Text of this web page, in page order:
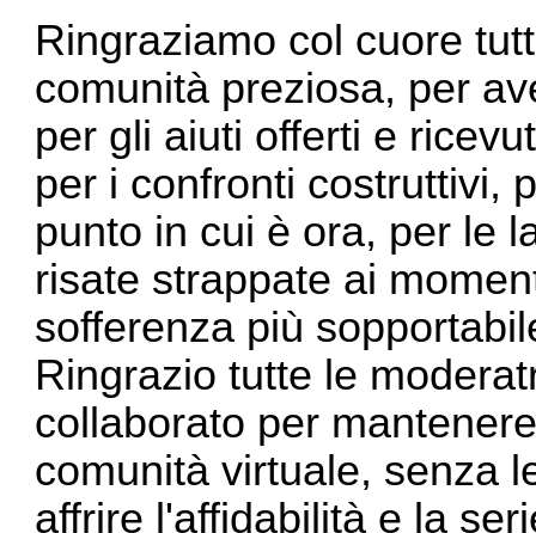
Ringraziamo col cuore
comunità preziosa, per
per gli aiuti offerti e
per i confronti costruttivi,
punto in cui è ora, per le
risate strappate ai
sofferenza più
Ringrazio tutte le
collaborato per
comunità virtuale, senza
affrire l'affidabilità e la